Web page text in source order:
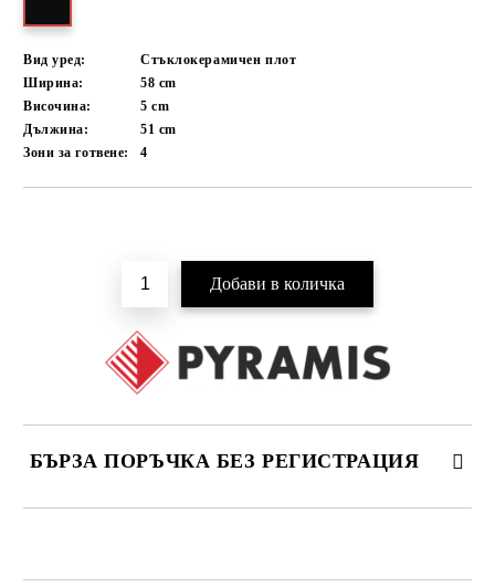
Вид уред:
Стъклокерамичен плот
Ширина:
58 cm
Височина:
5cm
Дължина:
51 cm
Зони за готвене:
4
БЪРЗА ПОРЪЧКА БЕЗ РЕГИСТРАЦИЯ